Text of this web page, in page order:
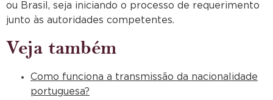
ou Brasil, seja iniciando o processo de requerimento
junto às autoridades competentes.
Veja também
Como funciona a transmissão da nacionalidade
portuguesa?